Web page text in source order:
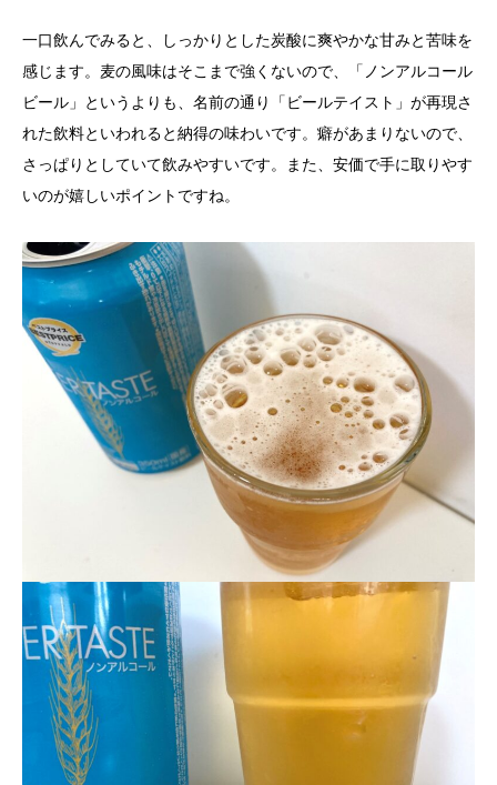
一口飲んでみると、しっかりとした炭酸に爽やかな甘みと苦味を
感じます。麦の風味はそこまで強くないので、「ノンアルコール
ビール」というよりも、名前の通り「ビールテイスト」が再現さ
れた飲料といわれると納得の味わいです。癖があまりないので、
さっぱりとしていて飲みやすいです。また、安価で手に取りやす
いのが嬉しいポイントですね。